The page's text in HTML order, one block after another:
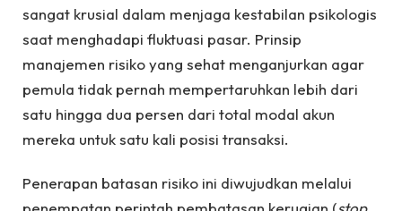
sangat krusial dalam menjaga kestabilan psikologis
saat menghadapi fluktuasi pasar. Prinsip
manajemen risiko yang sehat menganjurkan agar
pemula tidak pernah mempertaruhkan lebih dari
satu hingga dua persen dari total modal akun
mereka untuk satu kali posisi transaksi.
Penerapan batasan risiko ini diwujudkan melalui